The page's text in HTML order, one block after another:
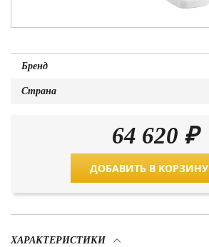
Бренд
Страна
64 620 ₽
ДОБАВИТЬ В КОРЗИНУ
ХАРАКТЕРИСТИКИ